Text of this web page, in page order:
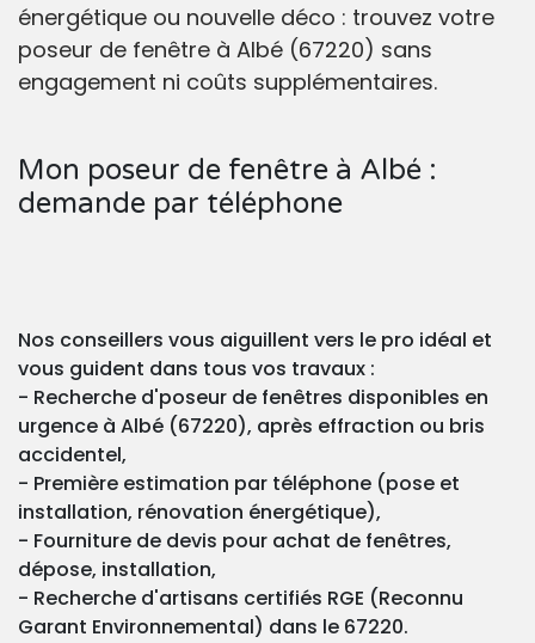
énergétique ou nouvelle déco : trouvez votre
poseur de fenêtre à Albé (67220) sans
engagement ni coûts supplémentaires.
Mon poseur de fenêtre à Albé :
demande par téléphone
Nos conseillers vous aiguillent vers le pro idéal et
vous guident dans tous vos travaux :
- Recherche d'poseur de fenêtres disponibles en
urgence à Albé (67220), après effraction ou bris
accidentel,
- Première estimation par téléphone (pose et
installation, rénovation énergétique),
- Fourniture de devis pour achat de fenêtres,
dépose, installation,
- Recherche d'artisans certifiés RGE (Reconnu
Garant Environnemental) dans le 67220.